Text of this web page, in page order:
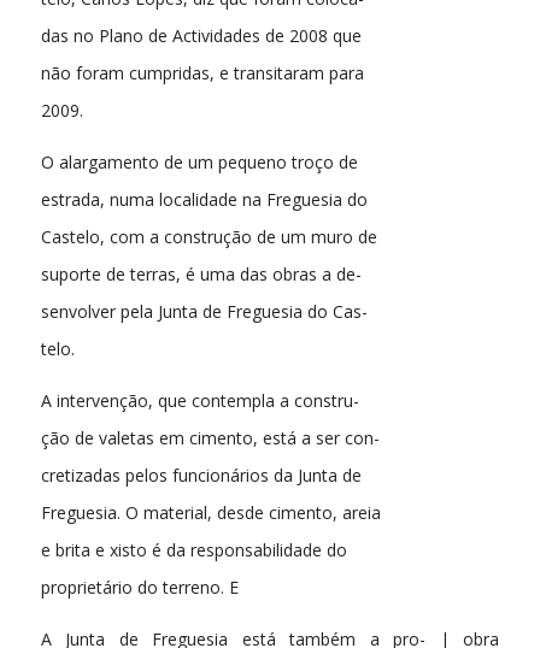
das no Plano de Actividades de 2008 que
não foram cumpridas, e transitaram para
2009.
O alargamento de um pequeno troço de
estrada, numa localidade na Freguesia do
Castelo, com a construção de um muro de
suporte de terras, é uma das obras a de-
senvolver pela Junta de Freguesia do Cas-
telo.
A intervenção, que contempla a constru-
ção de valetas em cimento, está a ser con-
cretizadas pelos funcionários da Junta de
Freguesia. O material, desde cimento, areia
e brita e xisto é da responsabilidade do
proprietário do terreno. E
A Junta de Freguesia está também a pro- | obra